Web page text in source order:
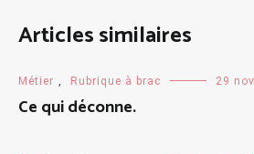
Articles similaires
Métier Rubrique à brac 29
Ce qui déconne.